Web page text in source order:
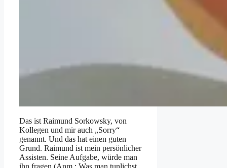
Das ist Raimund Sorkowsky, von
Kollegen und mir auch „Sorry“
genannt. Und das hat einen guten
Grund. Raimund ist mein persönlicher
Assisten. Seine Aufgabe, würde man
ihn fragen (Anm.: Was man tunlichst